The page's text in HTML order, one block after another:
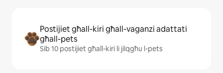
Postijiet għall-kiri għall-vaganzi adattati
għall-pets
Sib 10 postijiet għall-kiri li jilqgħu l-pets